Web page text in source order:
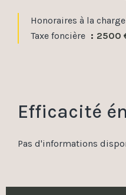
Honoraires à la
Taxe foncière
2500
Efficacité
Pas d'informations